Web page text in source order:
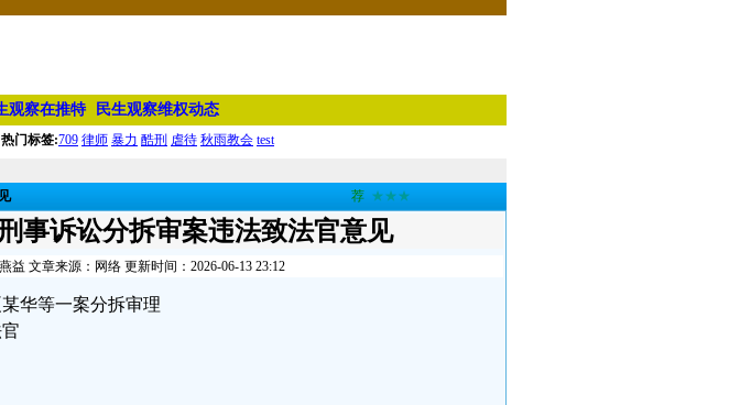
观察在推特 民生观察维权动态
热门标签:709 律师 暴力 酷刑 虐待 秋雨教会 test
荐 ★★★
事诉讼分拆审案违法致法官意见
益 文章来源：网络 更新时间：2026-06-13 23:12
华等一案分拆审理